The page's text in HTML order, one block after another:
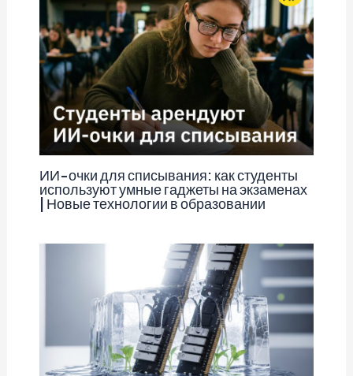
ИИ-очки для списывания: как студенты
используют умные гаджеты на экзаменах
| Новые технологии в образовании